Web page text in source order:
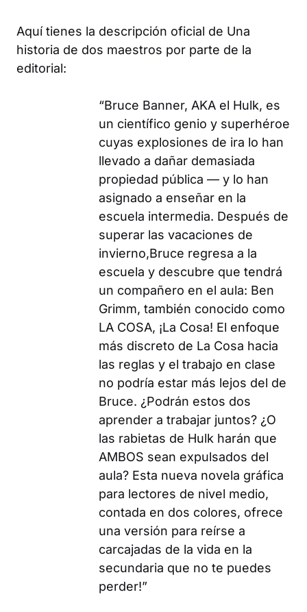
Aquí tienes la descripción oficial de Una
historia de dos maestros por parte de la
editorial:
“Bruce Banner, AKA el Hulk, es
un científico genio y superhéroe
cuyas explosiones de ira lo han
llevado a dañar demasiada
propiedad pública — y lo han
asignado a enseñar en la
escuela intermedia. Después de
superar las vacaciones de
invierno,Bruce regresa a la
escuela y descubre que tendrá
un compañero en el aula: Ben
Grimm, también conocido como
LA COSA, ¡La Cosa! El enfoque
más discreto de La Cosa hacia
las reglas y el trabajo en clase
no podría estar más lejos del de
Bruce. ¿Podrán estos dos
aprender a trabajar juntos? ¿O
las rabietas de Hulk harán que
AMBOS sean expulsados del
aula? Esta nueva novela gráfica
para lectores de nivel medio,
contada en dos colores, ofrece
una versión para reírse a
carcajadas de la vida en la
secundaria que no te puedes
perder!”